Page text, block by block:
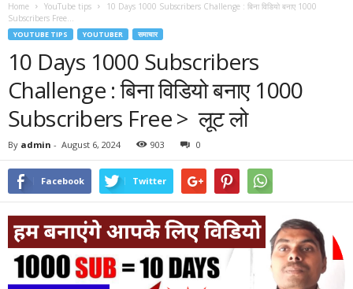
Home YouTube tips
10 Days 1000 Subscribers Challenge : बिना विडियो बनाए 1000
Subscribers Free...
YOUTUBE TIPS YOUTUBER समाचार
10 Days 1000 Subscribers
Challenge : बिना विडियो बनाए 1000
Subscribers Free > लूट लो
By admin - August 6, 2024 903 0
Facebook Twitter